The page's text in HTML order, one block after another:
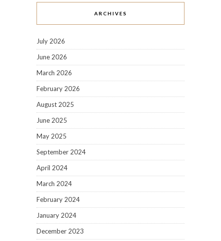
ARCHIVES
July 2026
June 2026
March 2026
February 2026
August 2025
June 2025
May 2025
September 2024
April 2024
March 2024
February 2024
January 2024
December 2023